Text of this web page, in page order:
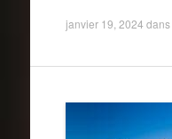
janvier 19, 2024 dans